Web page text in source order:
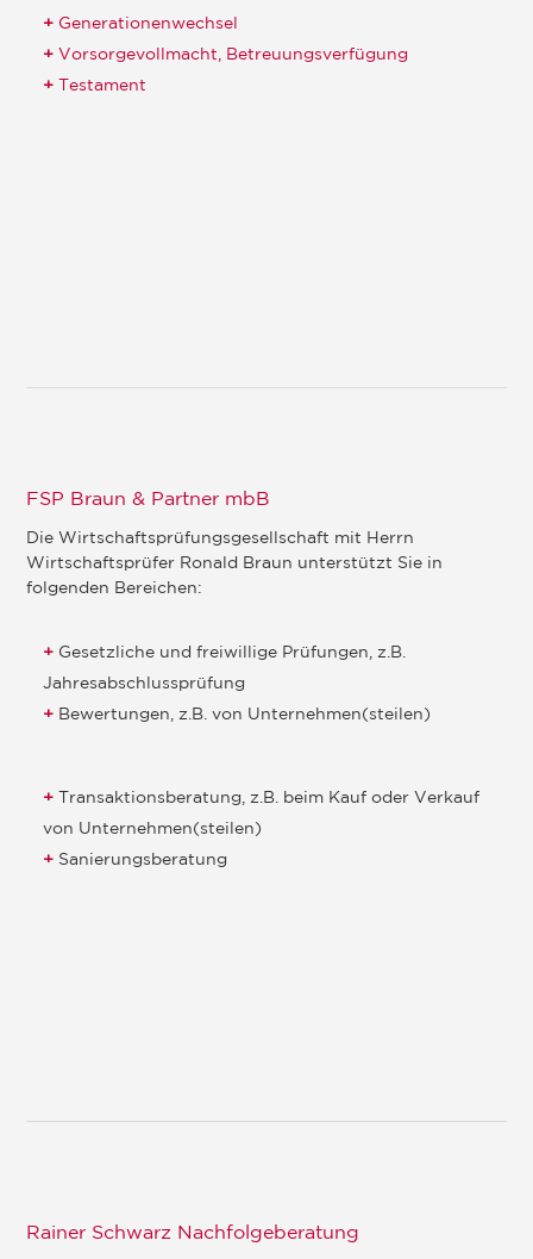
Generationenwechsel
Vorsorgevollmacht, Betreuungsverfügung
Testament
FSP Braun & Partner mbB
Die Wirtschaftsprüfungsgesellschaft mit Herrn
Wirtschaftsprüfer Ronald Braun unterstützt Sie in
folgenden Bereichen:
Gesetzliche und freiwillige Prüfungen, z.B.
Jahresabschlussprüfung
Bewertungen, z.B. von Unternehmen(steilen)
Transaktionsberatung, z.B. beim Kauf oder Verkauf
von Unternehmen(steilen)
Sanierungsberatung
Rainer Schwarz Nachfolgeberatung